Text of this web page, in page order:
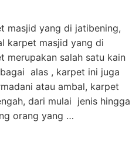
masjid yang di jatibening,
karpet masjid yang di
merupakan salah satu kain
alas , karpet ini juga
atau ambal, karpet
dari mulai jenis hingga
orang yang …